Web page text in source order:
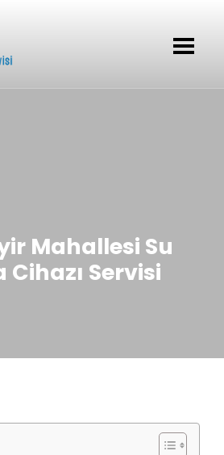
Mahallesi Su
Cihazı Servisi